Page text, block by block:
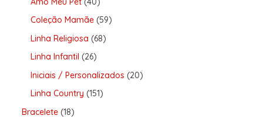
Coleção Mamãe 59
Linha Religiosa 68
Linha Infantil 26
Iniciais / Personalizados 20
Linha Country 151
Bracelete 18